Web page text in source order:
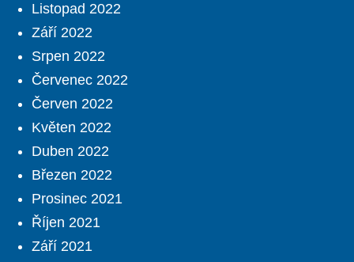
Listopad 2022
Září 2022
Srpen 2022
Červenec 2022
Červen 2022
Květen 2022
Duben 2022
Březen 2022
Prosinec 2021
Říjen 2021
Září 2021